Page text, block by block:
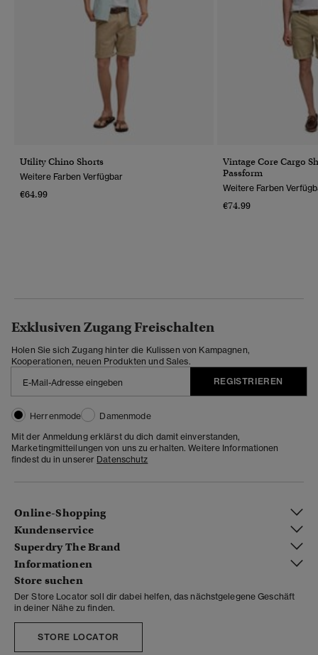
Utility Chino Shorts
Weitere Farben Verfügbar
€64.99
Vintage Core Cargo
Passform
Weitere Farben
€74.99
Exklusiven Zugang Freischalten
Holen Sie sich Zugang hinter die Kulissen von Kampagnen,
Kooperationen, neuen Produkten und Sales.
REGISTRIEREN
Herrenmode
Damenmode
Mit der Anmeldung erklärst du dich damit einverstanden,
Marketingmitteilungen von uns zu erhalten. Weitere Informationen
findest du in unserer Datenschutz
Online-Shopping
Kundenservice
Superdry The Brand
Informationen
Store suchen
Der Store Locator soll dir dabei helfen, das nächstgelegene Geschäft
in deiner Nähe zu finden.
STORE LOCATOR